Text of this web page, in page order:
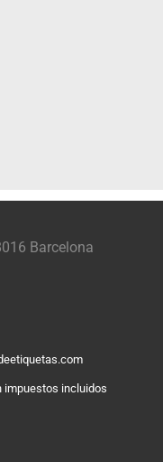
Barcelona
impuestos incluidos